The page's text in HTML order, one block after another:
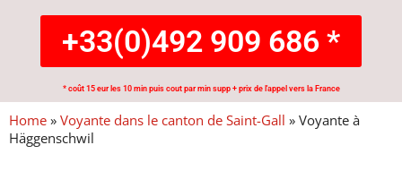
+33(0)492 909 686 *
* coût 15 eur les 10 min puis cout par min supp + prix de l'appel vers la France
Home » Voyante dans le canton de Saint-Gall » Voyante à
Häggenschwil